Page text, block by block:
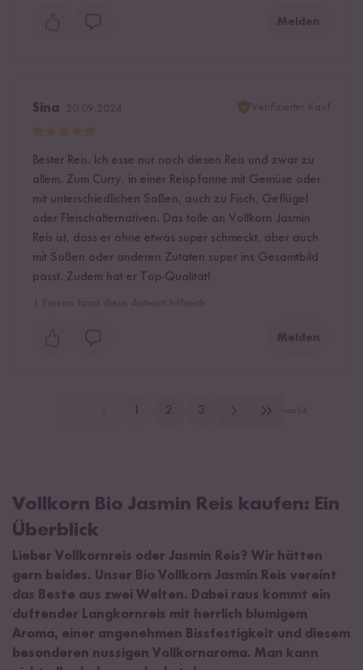
Melden
Sina
Bester Reis. Ich esse nur noch diesen Reis und zwar zu
allem. Zum Curry, in einer Reispfanne mit Gemüse oder
mit unterschiedlichen Soßen, auch zu Fisch, Geflügel
oder Fleischalternativen. Das tolle an Vollkorn Jasmin
Reis ist, dass er ohne etwas super schmeckt, aber auch
mit Soßen oder anderen Zutaten super ins Gesamtbild
passt. Zudem hat er Top-Qualität!
Melden
2 3
Vollkorn Bio Jasmin Reis kaufen: Ein
Überblick
Lieber Vollkornreis oder Jasmin Reis? Wir hätten
gern beides. Unser Bio Vollkorn Jasmin Reis vereint
das Beste aus zwei Welten. Dabei raus kommt ein
duftender Langkornreis mit herrlich blumigem
Aroma, einer angenehmen Bissfestigkeit und diesem
besonderen nussigen Vollkornaroma. Man kann